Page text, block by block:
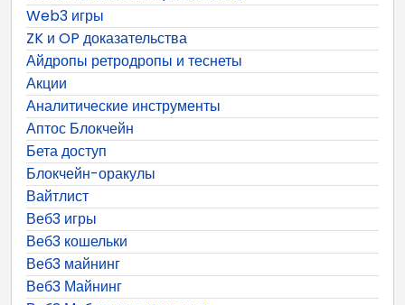
Web3 игры
ZK и OP доказательства
Айдропы ретродропы и теснеты
Акции
Аналитические инструменты
Аптос Блокчейн
Бета доступ
Блокчейн-оракулы
Вайтлист
Веб3 игры
Веб3 кошельки
Веб3 майнинг
Веб3 Майнинг